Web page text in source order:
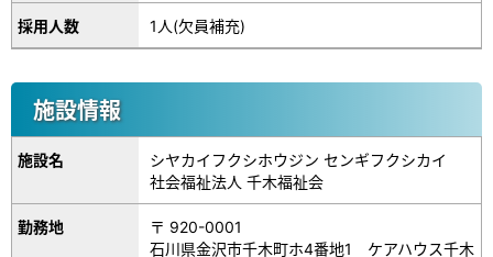
採用人数 1人(欠員補充)
施設情報
施設名
シヤカイフクシホウジン センギフクシカイ
社会福祉法人 千木福祉会
勤務地
〒 920-0001
石川県金沢市千木町ホ4番地1 ケアハウス千木